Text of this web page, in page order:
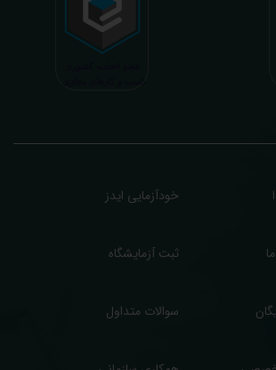
سوخت و سوز نداره...) برسیم. قابل ذکر است که جواب
از کاربران بصورت مستقیم دسترسی ندارد و موارد تفسیر نیز
انجام میگیرد و ما تابع اصول اخلاق پزشکی و حرفه ای
خودآزمایی ایدز
ثبت آزمایشگاه
سوالات متداول